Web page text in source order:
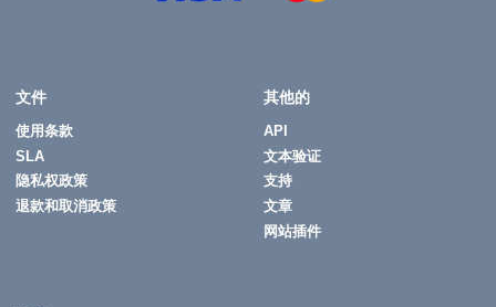
文件
使用条款
SLA
隐私权政策
退款和取消政策
其他的
API
文本验证
支持
文章
网站插件